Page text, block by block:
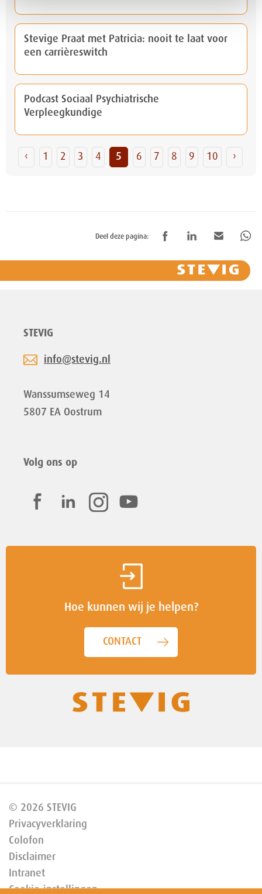
Stevige Praat met Patricia: nooit te laat voor
een carrièreswitch
Podcast Sociaal Psychiatrische
Verpleegkundige
‹ 1 2 3 4 5 6 7 8 9 10 ›
Deel deze pagina:
STEVIG
info@stevig.nl
Wanssumseweg 14
5807 EA Oostrum
Volg ons op
Hoe kunnen wij je helpen?
CONTACT
© 2026 STEVIG
Privacyverklaring
Colofon
Disclaimer
Intranet
Cookie-instellingen